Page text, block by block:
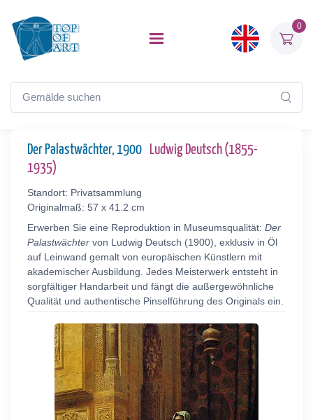
0
Der Palastwächter, 1900
Ludwig Deutsch (1855-
1935)
Standort: Privatsammlung
Originalmaß: 57 x 41.2 cm
Erwerben Sie eine Reproduktion in Museumsqualität: Der
Palastwächter von Ludwig Deutsch (1900), exklusiv in Öl
auf Leinwand gemalt von europäischen Künstlern mit
akademischer Ausbildung. Jedes Meisterwerk entsteht in
sorgfältiger Handarbeit und fängt die außergewöhnliche
Qualität und authentische Pinselführung des Originals ein.